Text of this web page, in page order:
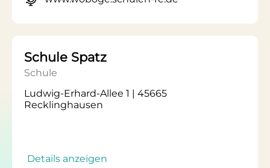
Schule Spatz
Schule
Ludwig-Erhard-Allee 1 | 45665
Recklinghausen
Details anzeigen